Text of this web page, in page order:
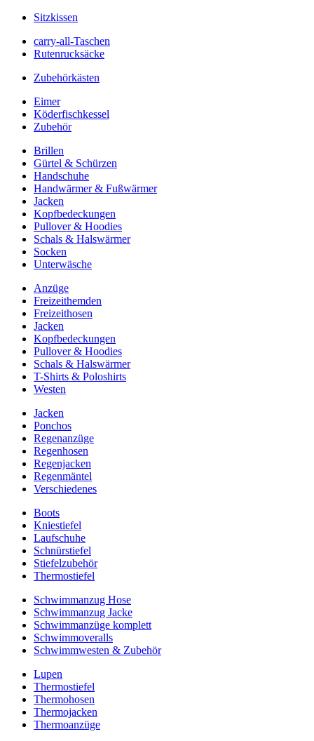
Sitzkissen
carry-all-Taschen
Rutenrucksäcke
Zubehörkästen
Eimer
Köderfischkessel
Zubehör
Brillen
Gürtel & Schürzen
Handschuhe
Handwärmer & Fußwärmer
Jacken
Kopfbedeckungen
Pullover & Hoodies
Schals & Halswärmer
Socken
Unterwäsche
Anzüge
Freizeithemden
Freizeithosen
Jacken
Kopfbedeckungen
Pullover & Hoodies
Schals & Halswärmer
T-Shirts & Poloshirts
Westen
Jacken
Ponchos
Regenanzüge
Regenhosen
Regenjacken
Regenmäntel
Verschiedenes
Boots
Kniestiefel
Laufschuhe
Schnürstiefel
Stiefelzubehör
Thermostiefel
Schwimmanzug Hose
Schwimmanzug Jacke
Schwimmanzüge komplett
Schwimmoveralls
Schwimmwesten & Zubehör
Lupen
Thermostiefel
Thermohosen
Thermojacken
Thermoanzüge